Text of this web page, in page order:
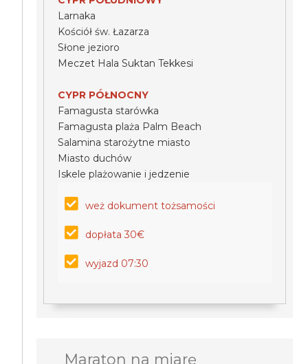
Larnaka
Kościół św. Łazarza
Słone jezioro
Meczet Hala Suktan Tekkesi
CYPR PÓŁNOCNY
Famagusta starówka
Famagusta plaża Palm Beach
Salamina starożytne miasto
Miasto duchów
Iskele plażowanie i jedzenie
weż dokument tożsamości
dopłata 30€
wyjazd 07:30
Maraton na miarę